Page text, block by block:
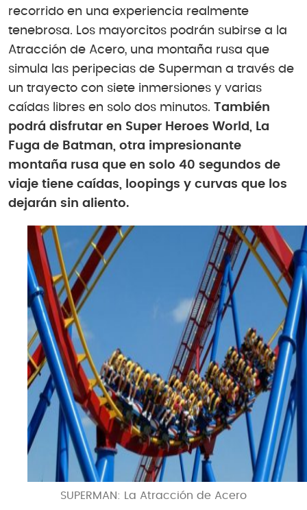
recorrido en una experiencia realmente
tenebrosa. Los mayorcitos podrán subirse a la
Atracción de Acero, una montaña rusa que
simula las peripecias de Superman a través de
un trayecto con siete inmersiones y varias
caídas libres en solo dos minutos.
También
podrá disfrutar en Super Heroes World, La
Fuga de Batman, otra impresionante
montaña rusa que en solo 40 segundos de
viaje tiene caídas, loopings y curvas que los
dejarán sin aliento.
SUPERMAN: La Atracción de Acero